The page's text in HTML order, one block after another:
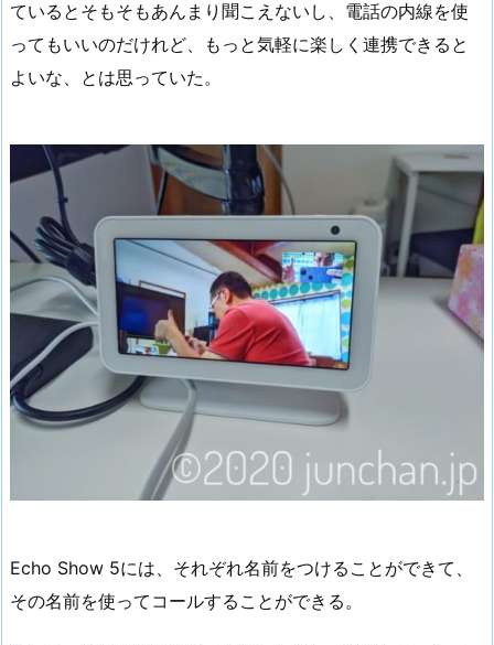
ているとそもそもあんまり聞こえないし、電話の内線を使
ってもいいのだけれど、もっと気軽に楽しく連携できると
よいな、とは思っていた。
Echo Show 5には、それぞれ名前をつけることができて、
その名前を使ってコールすることができる。